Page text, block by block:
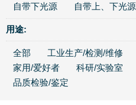
自带下光源
自带上、下光源
用途:
全部 工业生产/检测/维修
家用/爱好者
科研/实验室
品质检验/鉴定